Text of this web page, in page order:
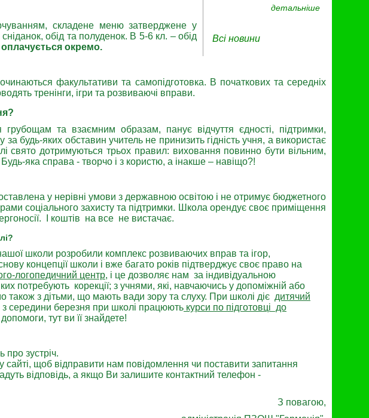
детальніше
Всі новини
складене меню затверджене у
обід та полуденок. В 5-6 кл. – обід
окремо.
факультативи та самопідготовка. В початкових та середніх
тренінги, ігри та розвиваючі вправи.
та взаємним образам, панує відчуття єдності, підтримки,
будь-яких обставин учитель не принизить гідність учня, а використає
свято дотримуються трьох правил: виховання повинно бути вільним,
яка справа - творчо і з користю, а інакше – навіщо?!
у нерівні умови з державною освітою і не отримує бюджетного
соціального захисту та підтримки. Школа орендує своє приміщення
І коштів на все не вистачає.
школи розробили комплекс розвиваючих вправ та ігор,
концепції школи і вже багато років підтверджує своє право на
логопедичний центр, і це дозволяє нам за індивідуальною
корекції; з учнями, які, навчаючись у допоміжній або
також з дітьми, що мають вади зору та слуху. При школі діє дитячий
з середини березня при школі працюють курси по підготовці до
тут ви її знайдете!
про зустріч.
сайті, щоб відправити нам повідомлення чи поставити запитання
відповідь, а якщо Ви залишите контактний телефон -
З повагою,